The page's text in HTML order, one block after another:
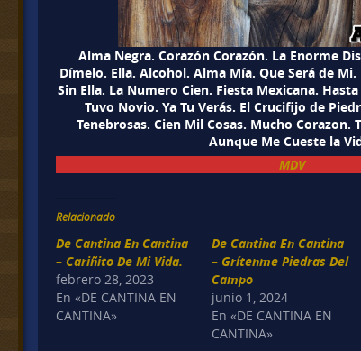
Alma Negra. Corazón Corazón. La Enorme
Dímelo. Ella. Alcohol. Alma Mía. Que Será de
Sin Ella. La Numero Cien. Fiesta Mexicana.
Tuvo Novio. Ya Tu Verás. El Crucifijo de
Tenebrosas. Cien Mil Cosas. Mucho Corazon.
Aunque Me Cueste la
MDV
Relacionado
De Cantina En Cantina
– Cariñito De Mi Vida.
febrero 28, 2023
En «DE CANTINA EN
CANTINA»
De Cantina En Cantina
– Grítenme Piedras Del
Campo
junio 1, 2024
En «DE CANTINA EN
CANTINA»